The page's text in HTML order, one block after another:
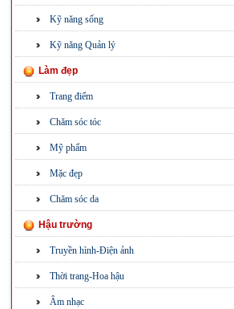
Kỹ năng sống
Kỹ năng Quản lý
Làm đẹp
Trang điểm
Chăm sóc tóc
Mỹ phẩm
Mặc đẹp
Chăm sóc da
Hậu trường
Truyền hình-Điện ảnh
Thời trang-Hoa hậu
Âm nhạc